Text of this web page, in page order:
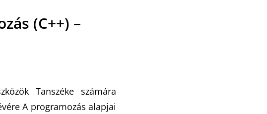
(C++) –
Tanszéke számára
A programozás alapjai